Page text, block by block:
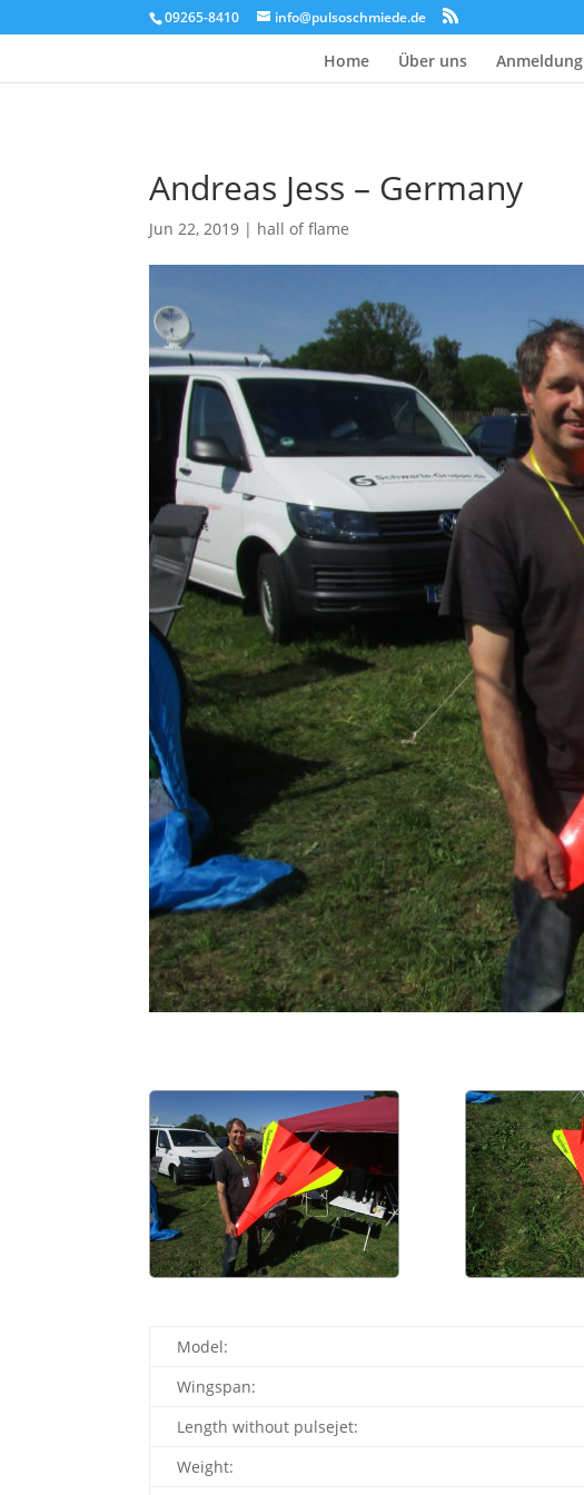
09265-8410 info@pulsoschmiede.de
Home Über uns Anmeldung
Andreas Jess – Germany
Jun 22, 2019 | hall of flame
Model:
Wingspan:
Length without pulsejet:
Weight: